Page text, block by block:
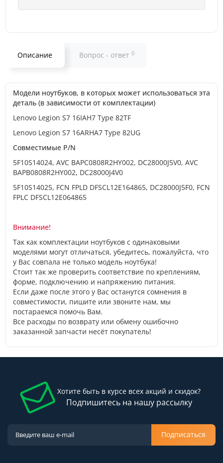
Описание Вопрос - ответ 0
Модели ноутбуков, в которых может использоваться эта
деталь (в зависимости от комплектации)
Lenovo Legion S7 16IAH7 Type 82TF
Lenovo Legion S7 16ARHA7 Type 82UG
Совместимые P/N
5F10S14024, AVC BAPC0808R2HY002, DC28000J5V0, AVC
BAPB0808R2HY002, DC28000J4V0
5F10S14025, FCN FPLD DFSCL12E164865, DC28000J5F0, FCN
FPLC DFSCL12E064865
Внимание!
Так как комплектации ноутбуков с одинаковыми
моделями могут отличаться, убедитесь, пожалуйста, что
у Вас совпала не только модель ноутбука!
Стоит так же проверить соответствие по креплениям,
форме, подключению и напряжению питания.
Если даже после этого у Вас останутся сомнения в
совместимости, пишите или звоните нам, мы
постараемся помочь Вам.
Все расходы по возврату или обмену ошибочно
заказанной запчасти несёт покупатель!
Хотите быть в курсе всех акций и скидок?
Подпишитесь на нашу рассылку
Подписаться